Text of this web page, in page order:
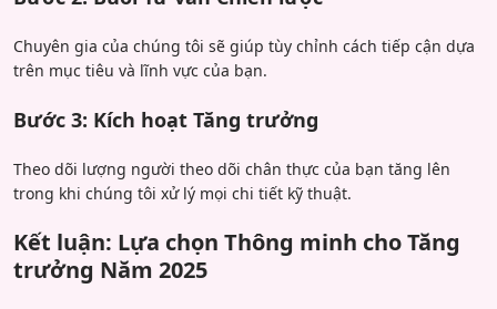
Chuyên gia của chúng tôi sẽ giúp tùy chỉnh cách tiếp cận dựa
trên mục tiêu và lĩnh vực của bạn.
Bước 3: Kích hoạt Tăng trưởng
Theo dõi lượng người theo dõi chân thực của bạn tăng lên
trong khi chúng tôi xử lý mọi chi tiết kỹ thuật.
Kết luận: Lựa chọn Thông minh cho Tăng
trưởng Năm 2025